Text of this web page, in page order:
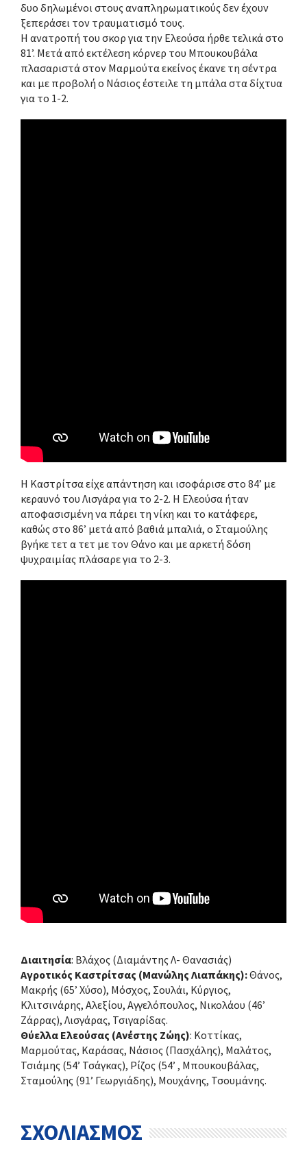
δυο δηλωμένοι στους αναπληρωματικούς δεν έχουν
ξεπεράσει τον τραυματισμό τους.
Η ανατροπή του σκορ για την Ελεούσα ήρθε τελικά στο
81’. Μετά από εκτέλεση κόρνερ του Μπουκουβάλα
πλασαριστά στον Μαρμούτα εκείνος έκανε τη σέντρα
και με προβολή ο Νάσιος έστειλε τη μπάλα στα δίχτυα
για το 1-2.
Η Καστρίτσα είχε απάντηση και ισοφάρισε στο 84’ με
κεραυνό του Λισγάρα για το 2-2. Η Ελεούσα ήταν
αποφασισμένη να πάρει τη νίκη και το κατάφερε,
καθώς στο 86’ μετά από βαθιά μπαλιά, ο Σταμούλης
βγήκε τετ α τετ με τον Θάνο και με αρκετή δόση
ψυχραιμίας πλάσαρε για το 2-3.
Διαιτησία: Βλάχος (Διαμάντης Λ- Θανασιάς)
Αγροτικός Καστρίτσας (Μανώλης Λιαπάκης):Θάνος,
Μακρής (65’ Χύσο), Μόσχος, Σουλάι, Κύργιος,
Κλιτσινάρης, Αλεξίου, Αγγελόπουλος, Νικολάου (46’
Ζάρρας), Λισγάρας, Τσιγαρίδας.
Θύελλα Ελεούσας (Ανέστης Ζώης): Κοττίκας,
Μαρμούτας, Καράσας, Νάσιος (Πασχάλης), Μαλάτος,
Τσιάμης (54’ Τσάγκας), Ρίζος (54’ , Μπουκουβάλας,
Σταμούλης (91’ Γεωργιάδης), Μουχάνης, Τσουμάνης.
ΣΧΟΛΙΑΣΜΟΣ